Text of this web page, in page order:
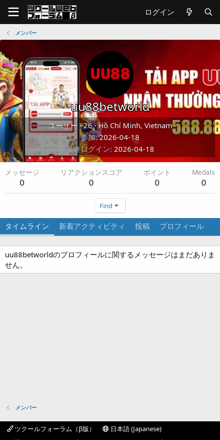
ログイン
メンバー
uu88betworld
ユーザー ·26· Hồ Chí Minh, Vietnam
参加 2026-04-18
最終ログイン 2026-04-18
メッセージ
0
リアクションスコア
0
ポイント
0
Medals
0
Find
タイムライン 新着アクティビティ 投稿 プロフィール
uu88betworldのプロフィールに関するメッセージはまだありま
せん。
メンバー
ツクールフォーラム（β版）
日本語 (Japanese)